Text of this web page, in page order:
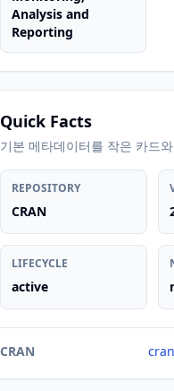
Analysis and
Reporting
Quick Facts
기본 메타데이터를 작은 카드
REPOSITORY
CRAN
LIFECYCLE
active
CRAN